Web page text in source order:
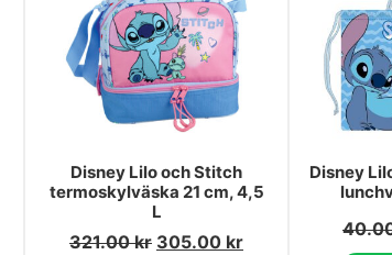
Disney Lilo och Stitch
termoskylväska 21 cm, 4,5
L
321.00kr 305.00 kr
Disney